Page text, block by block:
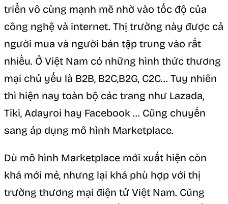
triển vô cùng mạnh mẽ nhờ vào tốc độ của
công nghệ và internet. Thị trường này được cả
người mua và người bán tập trung vào rất
nhiều. Ở Việt Nam có những hình thức thương
mại chủ yếu là B2B, B2C,B2G, C2C… Tuy nhiên
thì hiện nay toàn bộ các trang như Lazada,
Tiki, Adayroi hay Facebook … Cũng chuyển
sang áp dụng mô hình Marketplace.
Dù mô hình Marketplace mới xuất hiện còn
khá mới mẻ, nhưng lại khá phù hợp với thị
trường thương mại điện tử Việt Nam. Cũng